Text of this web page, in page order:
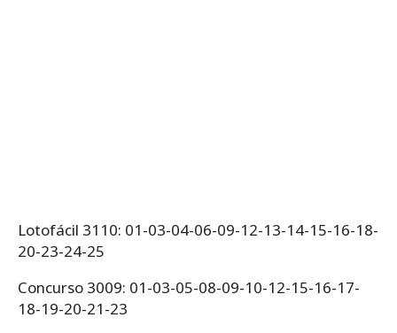
Lotofácil 3110: 01-03-04-06-09-12-13-14-15-16-18-
20-23-24-25
Concurso 3009: 01-03-05-08-09-10-12-15-16-17-
18-19-20-21-23